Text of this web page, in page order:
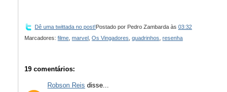
Dê uma twittada no post!Postado por Pedro Zambarda às03:32
Marcadores:filme ,marvel ,Os Vingadores ,quadrinhos ,resenha
19 comentários:
Robson Reis disse...